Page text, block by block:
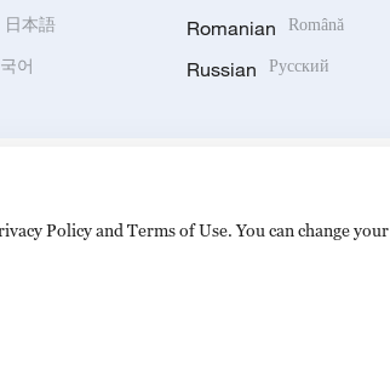
日本語
어
Romanian Română
Russian Русский
Policy and Terms of Use. You can change your